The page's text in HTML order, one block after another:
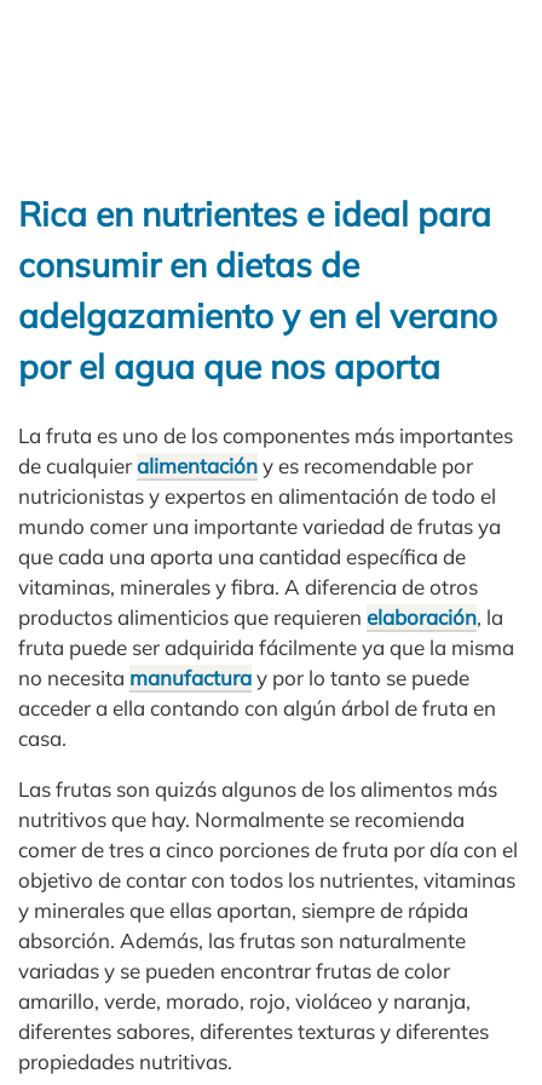
Rica en nutrientes e ideal para
consumir en dietas de
adelgazamiento y en el verano
por el agua que nos aporta
La fruta es uno de los componentes más importantes
de cualquieralimentacióny es recomendable por
nutricionistas y expertos en alimentación de todo el
mundo comer una importante variedad de frutas ya
que cada una aporta una cantidad específica de
vitaminas, minerales y fibra. A diferencia de otros
productos alimenticios que requieren elaboración, la
fruta puede ser adquirida fácilmente ya que la misma
no necesita manufacturay por lo tanto se puede
acceder a ella contando con algún árbol de fruta en
casa.
Las frutas son quizás algunos de los alimentos más
nutritivos que hay. Normalmente se recomienda
comer de tres a cinco porciones de fruta por día con el
objetivo de contar con todos los nutrientes, vitaminas
y minerales que ellas aportan, siempre de rápida
absorción. Además, las frutas son naturalmente
variadas y se pueden encontrar frutas de color
amarillo, verde, morado, rojo, violáceo y naranja,
diferentes sabores, diferentes texturas y diferentes
propiedades nutritivas.